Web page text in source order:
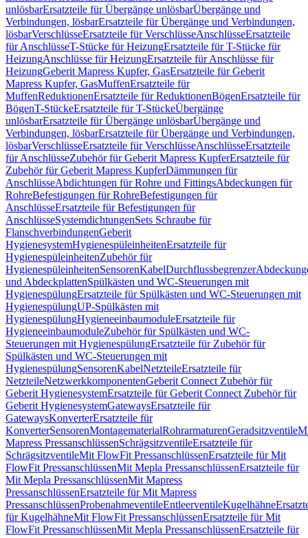
unlösbarErsatzteile für Übergänge unlösbarÜbergänge und
Verbindungen, lösbarErsatzteile für Übergänge und Verbindungen,
lösbarVerschlüsseErsatzteile für VerschlüsseAnschlüsseErsatzteile
für AnschlüsseT-Stücke für HeizungErsatzteile für T-Stücke für
HeizungAnschlüsse für HeizungErsatzteile für Anschlüsse für
HeizungGeberit Mapress Kupfer, GasErsatzteile für Geberit
Mapress Kupfer, GasMuffenErsatzteile für
MuffenReduktionenErsatzteile für ReduktionenBögenErsatzteile für
BögenT-StückeErsatzteile für T-StückeÜbergänge
unlösbarErsatzteile für Übergänge unlösbarÜbergänge und
Verbindungen, lösbarErsatzteile für Übergänge und Verbindungen,
lösbarVerschlüsseErsatzteile für VerschlüsseAnschlüsseErsatzteile
für AnschlüsseZubehör für Geberit Mapress KupferErsatzteile für
Zubehör für Geberit Mapress KupferDämmungen für
AnschlüsseAbdichtungen für Rohre und FittingsAbdeckungen für
RohreBefestigungen für RohreBefestigungen für
AnschlüsseErsatzteile für Befestigungen für
AnschlüsseSystemdichtungenSets Schraube für
FlanschverbindungenGeberit
HygienesystemHygienespüleinheitenErsatzteile für
HygienespüleinheitenZubehör für
HygienespüleinheitenSensorenKabelDurchflussbegrenzer
und AbdeckplattenSpülkästen und WC-Steuerungen mit
HygienespülungErsatzteile für Spülkästen und WC-Steuerungen mit
HygienespülungUP-Spülkästen mit
HygienespülungHygieneeinbaumoduleErsatzteile für
HygieneeinbaumoduleZubehör für Spülkästen und WC-
Steuerungen mit HygienespülungErsatzteile für Zubehör für
Spülkästen und WC-Steuerungen mit
HygienespülungSensorenKabelNetzteileErsatzteile für
NetzteileNetzwerkkomponentenGeberit Connect Zubehör für
Geberit HygienesystemErsatzteile für Geberit Connect Zubehör für
Geberit HygienesystemGatewaysErsatzteile für
GatewaysKonverterErsatzteile für
KonverterSensorenMontagematerialRohrarmaturenGeradsitzventile
Mapress PressanschlüssenSchrägsitzventileErsatzteile für
SchrägsitzventileMit FlowFit PressanschlüssenErsatzteile für Mit
FlowFit PressanschlüssenMit Mepla PressanschlüssenErsatzteile für
Mit Mepla PressanschlüssenMit Mapress
PressanschlüssenErsatzteile für Mit Mapress
PressanschlüssenProbenahmeventileEntleerventileKugelhähne
für KugelhähneMit FlowFit PressanschlüssenErsatzteile für Mit
FlowFit PressanschlüssenMit Mepla PressanschlüssenErsatzteile für